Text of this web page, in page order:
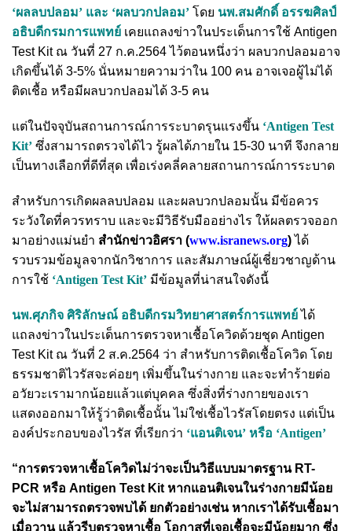
‘ผลลบปลอม’ และ ‘ผลบวกปลอม’ โดย นพ.สมศักดิ์ อรรฆศิลป์
อธิบดีกรมการแพทย์ เคยแถลงข่าวในประเด็นการใช้ Antigen
Test Kit ณ วันที่ 27 ก.ค.2564 ไว้ตอนหนึ่งว่า ผลบวกปลอมอาจ
เกิดขึ้นได้ 3-5% นั่นหมายความว่าใน 100 คน อาจเจอผู้ไม่ได้
ติดเชื้อ หรือมีผลบวกปลอมได้ 3-5 คน
แต่ในปัจจุบันสถานการณ์การระบาดรุนแรงขึ้น ‘Antigen Test
Kit’ ซึ่งสามารถตรวจได้ไว รู้ผลได้ภายใน 15-30 นาที จึงกลาย
เป็นทางเลือกที่ดีที่สุด เพื่อเร่งคลี่คลายสถานการณ์การระบาด
สำหรับการเกิดผลลบปลอม และผลบวกปลอมนั้น มีข้อควร
ระวังใดที่ควรทราบ และจะมีวิธีรับมืออย่างไร ให้ผลตรวจออก
มาอย่างแม่นยำ สำนักข่าวอิศรา (www.isranews.org)ได้
รวบรวมข้อมูลจากนักวิชาการ และสัมภาษณ์ผู้เชี่ยวชาญด้าน
การใช้ ‘Antigen Test Kit’ มีข้อมูลที่น่าสนใจดังนี้
นพ.ศุภกิจ ศิริลักษณ์ อธิบดีกรมวิทยาศาสตร์การแพทย์ได้
แถลงข่าวในประเด็นการตรวจหาเชื้อโควิดด้วยชุด Antigen
Test Kit ณ วันที่ 2 ส.ค.2564 ว่า สำหรับการติดเชื้อโควิด โดย
ธรรมชาติไวรัสจะค่อยๆ เพิ่มขึ้นในร่างกาย และจะทำร้ายต่อ
อวัยวะเรามากน้อยแล้วแต่บุคคล ซึ่งสิ่งที่ร่างกายของเรา
แสดงออกมาให้รู้ว่าติดเชื้อนั้น ไม่ใช่เชื้อไวรัสโดยตรง แต่เป็น
องค์ประกอบของไวรัส ที่เรียกว่า ‘แอนติเจน’ หรือ ‘Antigen’
“การตรวจหาเชื้อโควิดไม่ว่าจะเป็นวิธีแบบมาตรฐาน RT-
PCR หรือ Antigen Test Kit หากแอนติเจนในร่างกายมีน้อย
จะไม่สามารถตรวจพบได้ ยกตัวอย่างเช่น หากเราได้รับเชื้อมา
เมื่อวาน แล้วรีบตรวจหาเชื้อ โอกาสที่เจอเชื้อจะมีน้อยมาก ซึ่ง